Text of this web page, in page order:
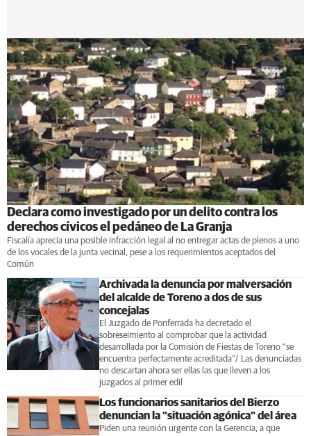
Declara como investigado por un delito contra los
derechos cívicos el pedáneo de La Granja
Fiscalía aprecia una posible infracción legal al no entregar actas de plenos a uno
de los vocales de la junta vecinal, pese a los requerimientos aceptados del
Común
Archivada la denuncia por malversación
del alcalde de Toreno a dos de sus
concejalas
El Juzgado de Ponferrada ha decretado el
sobreseimiento al comprobar que la actividad
desarrollada por la Comisión de Fiestas de Toreno "se
encuentra perfectamente acreditada”/ Las denunciadas
no descartan ahora ser ellas las que lleven a los
juzgados al primer edil
Los funcionarios sanitarios del Bierzo
denuncian la "situación agónica" del área
Piden una reunión urgente con la Gerencia, a que